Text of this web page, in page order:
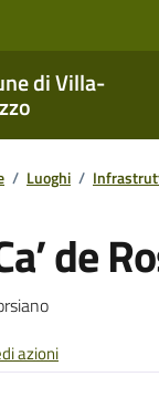
di Villa-
/ Luoghi /
de
azioni